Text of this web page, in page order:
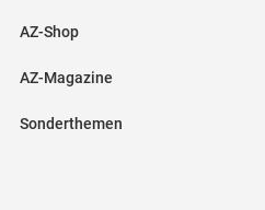
AZ-Shop
AZ-Magazine
Sonderthemen